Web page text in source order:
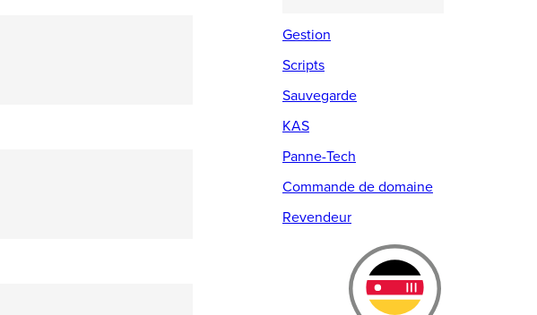
Gestion
Scripts
Sauvegarde
KAS
Panne-Tech
Commande de domaine
Revendeur